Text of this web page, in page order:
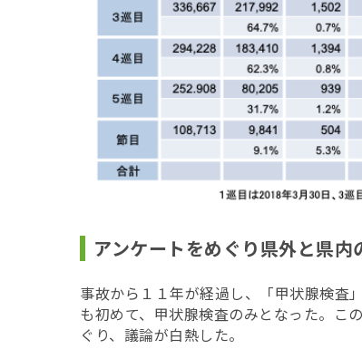
アンケートをめぐり県外と県内
事故から１１年が経過し、「甲状腺検査
も初めて、甲状腺検査のみとなった。こ
ぐり、議論が白熱した。